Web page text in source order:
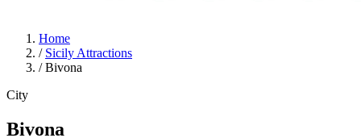
Home
/ Sicily Attractions
/ Bivona
City
Bivona